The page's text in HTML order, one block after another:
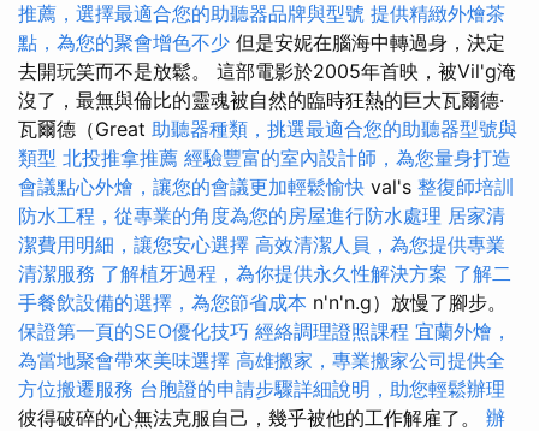
推薦，選擇最適合您的助聽器品牌與型號 提供精緻外燴茶
點，為您的聚會增色不少 但是安妮在腦海中轉過身，決定
去開玩笑而不是放鬆。 這部電影於2005年首映，被Vil'g淹
沒了，最無與倫比的靈魂被自然的臨時狂熱的巨大瓦爾德·
瓦爾德（Great 助聽器種類，挑選最適合您的助聽器型號與
類型 北投推拿推薦 經驗豐富的室內設計師，為您量身打造
會議點心外燴，讓您的會議更加輕鬆愉快 val's 整復師培訓
防水工程，從專業的角度為您的房屋進行防水處理 居家清
潔費用明細，讓您安心選擇 高效清潔人員，為您提供專業
清潔服務 了解植牙過程，為你提供永久性解決方案 了解二
手餐飲設備的選擇，為您節省成本 n'n'n.g）放慢了腳步。
保證第一頁的SEO優化技巧 經絡調理證照課程 宜蘭外燴，
為當地聚會帶來美味選擇 高雄搬家，專業搬家公司提供全
方位搬遷服務 台胞證的申請步驟詳細說明，助您輕鬆辦理
彼得破碎的心無法克服自己，幾乎被他的工作解雇了。 辦